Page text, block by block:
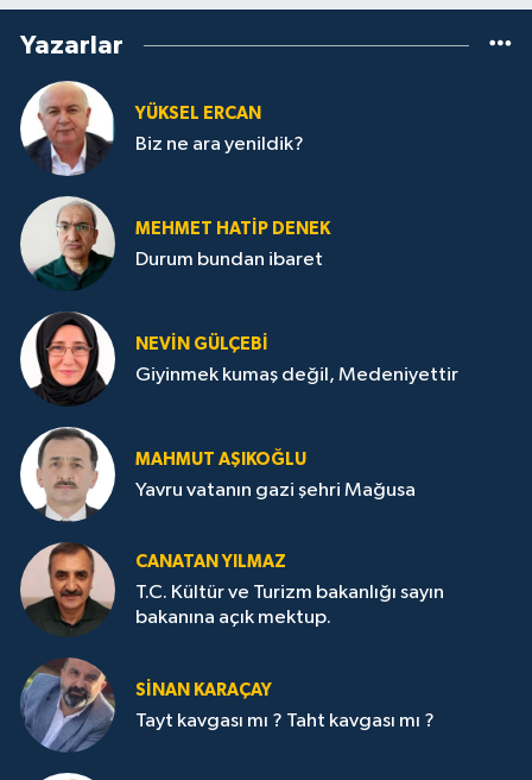
Yazarlar
YÜKSEL ERCAN
Biz ne ara yenildik?
MEHMET HATİP DENEK
Durum bundan ibaret
NEVİN GÜLÇEBİ
Giyinmek kumaş değil, Medeniyettir
MAHMUT AŞIKOĞLU
Yavru vatanın gazi şehri Mağusa
CANATAN YILMAZ
T.C. Kültür ve Turizm bakanlığı sayın
bakanına açık mektup.
SİNAN KARAÇAY
Tayt kavgası mı ? Taht kavgası mı ?